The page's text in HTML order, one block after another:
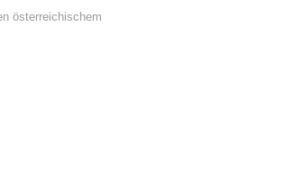
österreichischem